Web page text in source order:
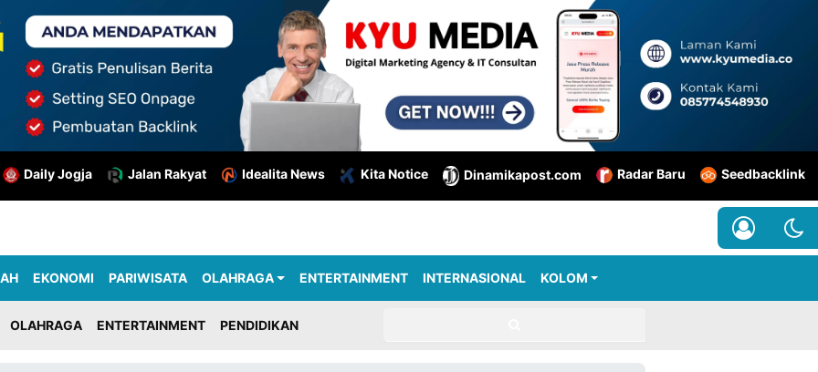
Daily Jogja Jalan Rakyat Idealita News Kita Notice Dinamikapost.com Radar Baru Seedbacklink
EKONOMI PARIWISATA OLAHRAGA ENTERTAINMENT INTERNASIONAL KOLOM
OLAHRAGA ENTERTAINMENT PENDIDIKAN